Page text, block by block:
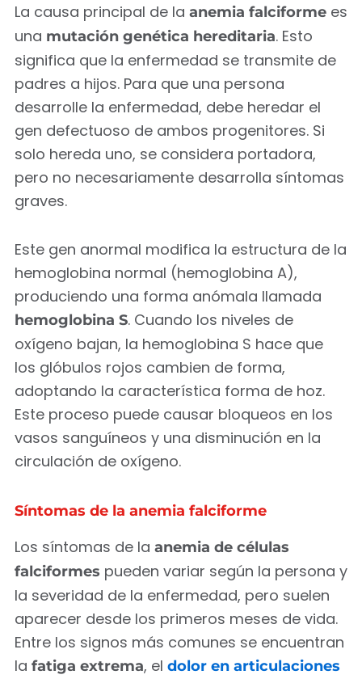
La causa principal de la anemia falciforme es
una mutación genética hereditaria. Esto
significa que la enfermedad se transmite de
padres a hijos. Para que una persona
desarrolle la enfermedad, debe heredar el
gen defectuoso de ambos progenitores. Si
solo hereda uno, se considera portadora,
pero no necesariamente desarrolla síntomas
graves.
Este gen anormal modifica la estructura de la
hemoglobina normal (hemoglobina A),
produciendo una forma anómala llamada
hemoglobina S. Cuando los niveles de
oxígeno bajan, la hemoglobina S hace que
los glóbulos rojos cambien de forma,
adoptando la característica forma de hoz.
Este proceso puede causar bloqueos en los
vasos sanguíneos y una disminución en la
circulación de oxígeno.
Síntomas de la anemia falciforme
Los síntomas de la anemia de células
falciformes pueden variar según la persona y
la severidad de la enfermedad, pero suelen
aparecer desde los primeros meses de vida.
Entre los signos más comunes se encuentran
la fatiga extrema, el dolor en articulaciones